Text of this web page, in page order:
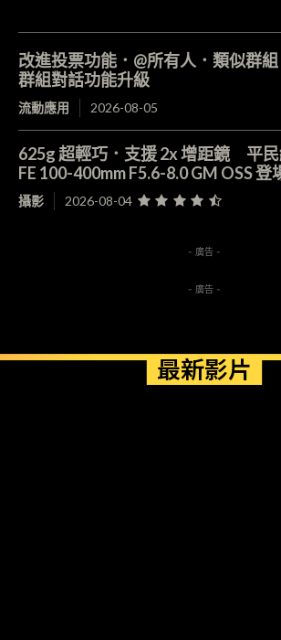
改進投票功能．@所有人．類似群
群組對話功能升級
流動應用 2026-08-05
625g 超輕巧．支援 2x 增距鏡 平
FE 100-400mm F5.6-8.0 GM OSS 登
攝影 2026-08-04
- 廣告 -
- 廣告 -
最新影片